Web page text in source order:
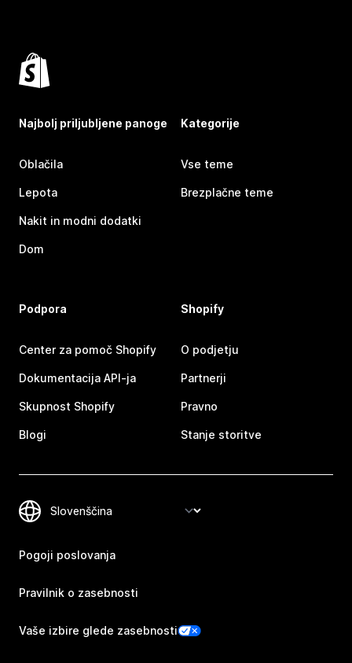
Najbolj priljubljene panoge
Oblačila
Lepota
Nakit in modni dodatki
Dom
Kategorije
Vse teme
Brezplačne teme
Podpora
Center za pomoč Shopify
Dokumentacija API-ja
Skupnost Shopify
Blogi
Shopify
O podjetju
Partnerji
Pravno
Stanje storitve
Pogoji poslovanja
Pravilnik o zasebnosti
Vaše izbire glede zasebnosti